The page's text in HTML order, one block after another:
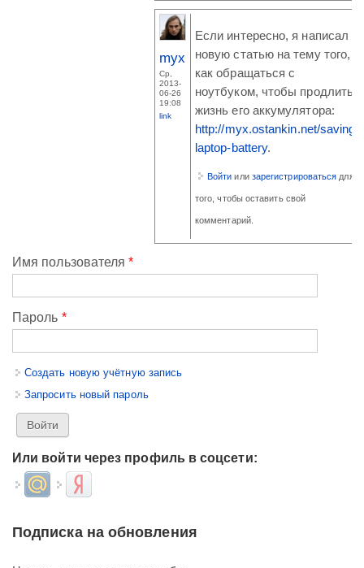
myx
Ср,
2013-
06-26
19:08
link
Если интересно, я написал
новую статью на тему того,
как обращаться с
ноутбуком, чтобы продлить
жизнь его аккумулятора:
http://myx.ostankin.net/saving-
laptop-battery.
Войти или зарегистрироваться для
того, чтобы оставить свой
комментарий.
Имя пользователя*
Пароль *
Создать новую учётную запись
Запросить новый пароль
Или войти через профиль в соцсети:
Login with Mail.ruLogin with Яндекс
Подписка на обновления